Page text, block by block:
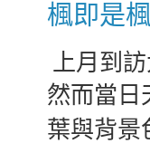
楓即是
上月到
然而當日
葉與背景